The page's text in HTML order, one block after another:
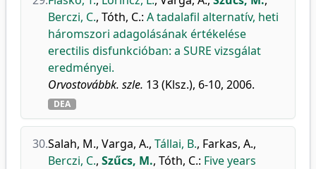
Berczi, C., Tóth, C.: A tadalafil alternatív, heti
háromszori adagolásának értékelése
erectilis disfunkcióban: a SURE vizsgálat
eredményei.
Orvostovábbk. szle. 13 (Klsz.), 6-10, 2006.
DEA
30.Salah, M., Varga, A., Tállai, B., Farkas, A.,
Berczi, C., Szűcs, M., Tóth, C.: Five years